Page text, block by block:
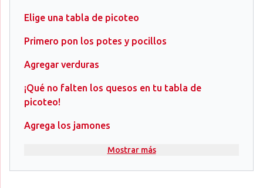
Elige una tabla de picoteo
Primero pon los potes y pocillos
Agregar verduras
¡Qué no falten los quesos en tu tabla de
picoteo!
Agrega los jamones
Mostrar más